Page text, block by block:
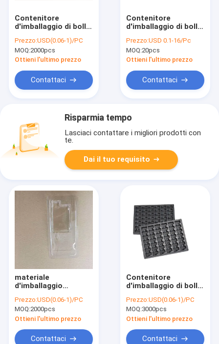
Contenitore
d'imballaggio di bolla
vassoio interno di
plastica di PET/PVC
Prezzo:USD(0.06-1)/PC
MOQ:2000pcs
Ottieni l'ultimo prezzo
Contattaci
Contenitore
d'imballaggio di bolla
della bolla del
cioccolato di 10E4-
10E11 ESD
Prezzo:USD 0.1-16/Pc
MOQ:20pcs
Ottieni l'ultimo prezzo
Contattaci
Risparmia tempo
Lasciaci contattare i migliori prodotti con
te.
Dai il tuo requisito
materiale
d'imballaggio
DOMESTICO pp PS
del contenitore di
bolla elettronica
rispettoso
dell'ambiente
Prezzo:USD(0.06-1)/PC
MOQ:2000pcs
Ottieni l'ultimo prezzo
Contattaci
Contenitore
d'imballaggio di bolla
vassoi d'imballaggio
del cioccolato nero
Prezzo:USD(0.06-1)/PC
MOQ:3000pcs
Ottieni l'ultimo prezzo
Contattaci